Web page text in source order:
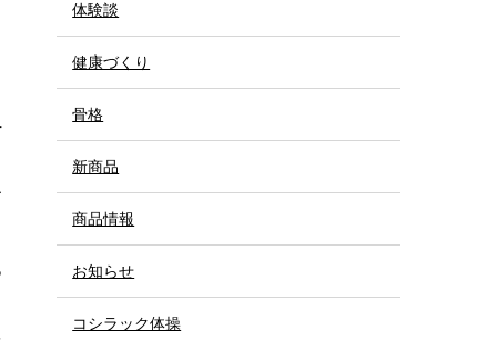
体験談
健康づくり
骨格
新商品
商品情報
お知らせ
コシラック体操